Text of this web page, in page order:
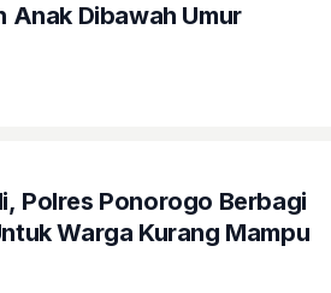
Anak Dibawah Umur
Polres Ponorogo Berbagi
Warga Kurang Mampu